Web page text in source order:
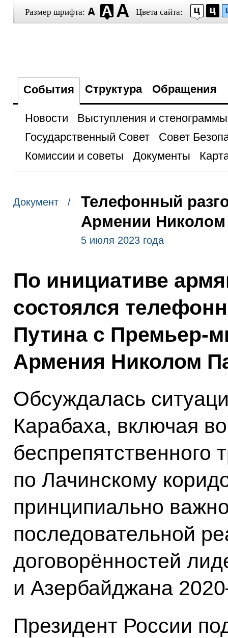
Размер шрифта: Цвета сайта:
События Структура Обращения
Новости
Выступления и стенограммы
Государственный Совет
Совет
Комиссии и советы
Документы
Документ /
Телефонный
Армении
5 июля 2023 года
По инициативе
состоялся
Путина с Премьер-
Армения Николом
Обсуждалась
Карабаха, включая
беспрепятственного
по Лачинскому
принципиально
последовательной
договорённостей
и Азербайджана
Президент России